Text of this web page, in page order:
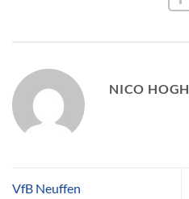
NICO HOGH
VfB Neuffen